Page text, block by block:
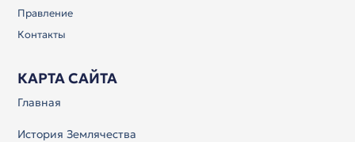
Правление
Контакты
КАРТА САЙТА
Главная
История Землячества